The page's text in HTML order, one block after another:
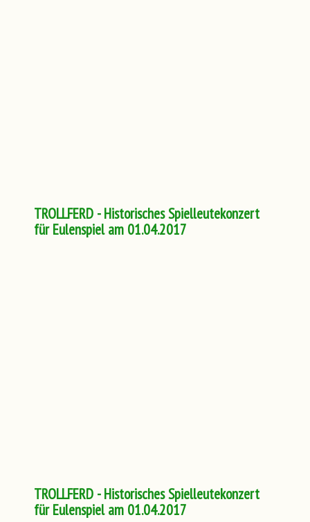
TROLLFERD - Historisches Spielleutekonzert
für Eulenspiel am 01.04.2017
TROLLFERD - Historisches Spielleutekonzert
für Eulenspiel am 01.04.2017